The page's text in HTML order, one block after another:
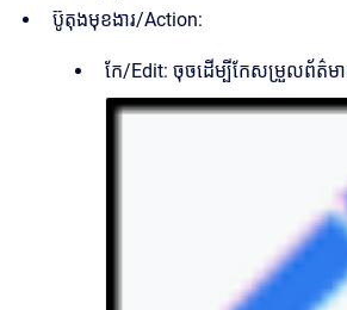
ប៊ូតុងមុខងារ/Action:
កែ/Edit: ចុចដើម្បីកែសម្រួលព័ត៌ម